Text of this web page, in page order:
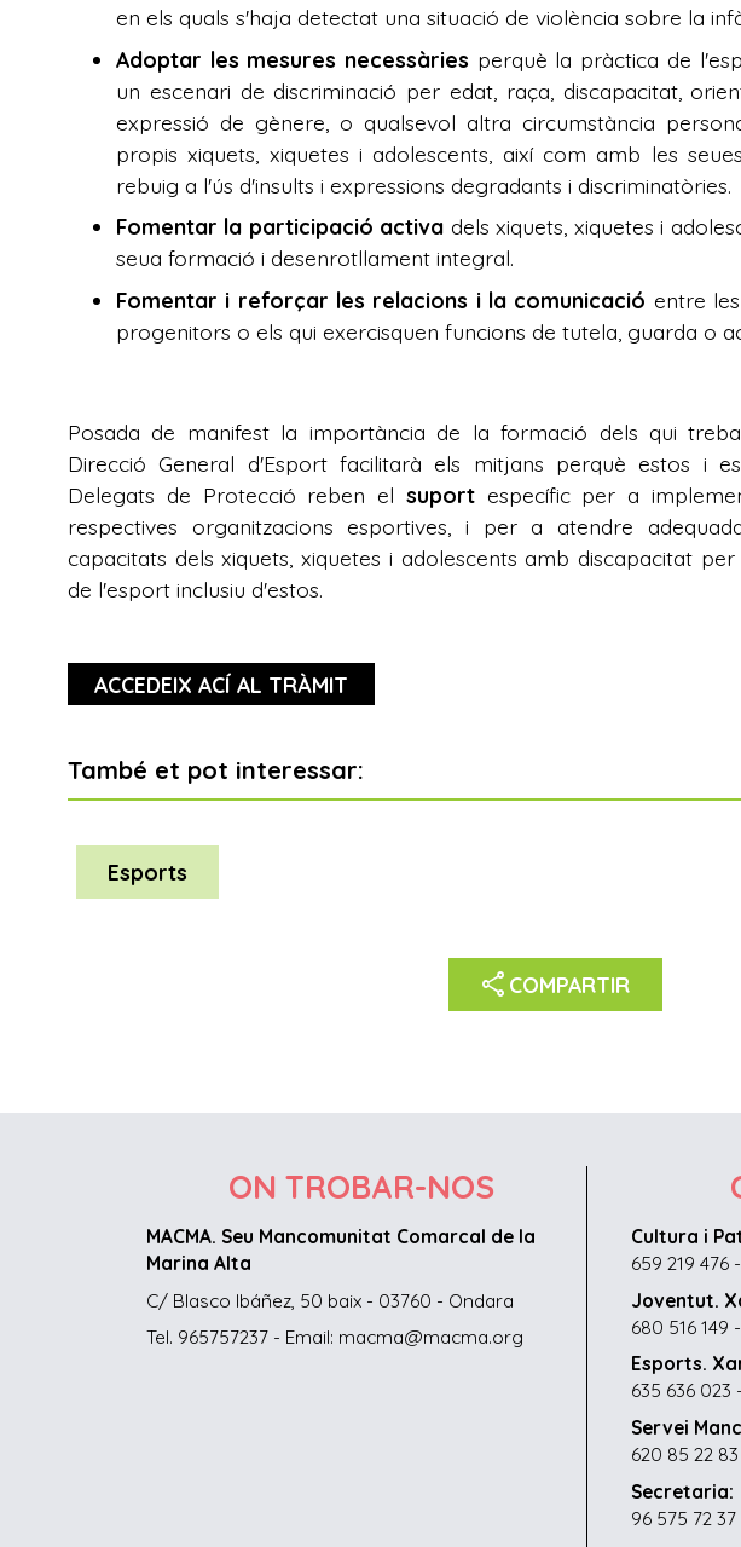
en els quals s'haja detectat una situació de violència sobre la
Adoptar les mesures necessàries perquè la pràctica de
un escenari de discriminació per edat, raça, discapacitat,
expressió de gènere, o qualsevol altra circumstància
propis xiquets, xiquetes i adolescents, així com amb les
rebuig a l'ús d'insults i expressions degradants i discriminatòries.
Fomentar la participació activa dels xiquets, xiquetes i
seua formació i desenrotllament integral.
Fomentar i reforçar les relacions i la comunicació entre
progenitors o els qui exercisquen funcions de tutela, guarda o
Posada de manifest la importància de la formació dels qui
Direcció General d'Esport facilitarà els mitjans perquè estos i
Delegats de Protecció reben el suportespecífic per a
respectives organitzacions esportives, i per a atendre
capacitats dels xiquets, xiquetes i adolescents amb discapacitat
de l'esport inclusiu d'estos.
ACCEDEIX ACÍ AL TRÀMIT
També et pot interessar:
Esports
share COMPARTIR
ON TROBAR-NOS
MACMA. Seu Mancomunitat Comarcal de la
Marina Alta
C/ Blasco Ibáñez, 50 baix - 03760 - Ondara
Tel. 965757237 - Email: macma@macma.org
Cultura i
659 219
Joventut.
680 516
Esports.
635 636
Servei
620 85 22
Secretaria:
96 575 72